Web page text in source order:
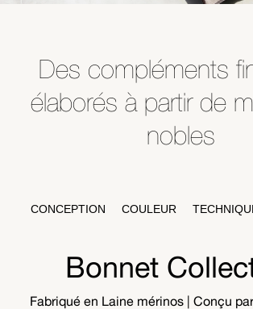
Des compléments
élaborés à partir de
nobles
CONCEPTION COULEUR
Bonnet
Fabriqué en Laine mérinos | Conçu